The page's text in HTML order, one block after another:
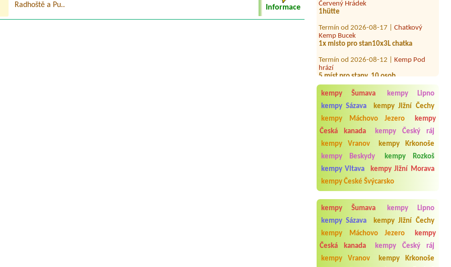
1hütte
Kemp Bucek
1x misto pro stan10x3L chatka
hrází
5 míst pro stany, 10 osob
Termín od 2026-07-24 |Camping
Baldovec
Termín od 2026-08-15 |Vranovská
pláž - Holiday park
Chatka 2
Termín od 2026-07-30 |ATC Šlechtův
palouk
1x3L
Termín od 2026-08-02 |Autokemp U
Termín od 2026-08-04 | Camping
Olšina - Lipno
1 místo pro stan u vody pro dvě osoby
kempy Šumava
kempy Lipno
kempy Sázava
kempy Jižní Čechy
kempy Máchovo Jezero
kempy
Česká kanada
kempy Český ráj
kempy Vranov
kempy Krkonoše
kempy Beskydy
kempy Rozkoš
kempy Vltava
kempy Jižní Morava
kempy České Švýcarsko
kempy Šumava
kempy Lipno
kempy Sázava
kempy Jižní Čechy
kempy Máchovo Jezero
kempy
Česká kanada
kempy Český ráj
kempy Vranov
kempy Krkonoše
Radhoště a Pu..
Informace